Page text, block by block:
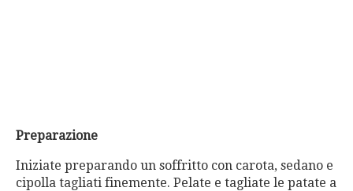
Preparazione
Iniziate preparando un soffritto con carota, sedano e
cipolla tagliati finemente. Pelate e tagliate le patate a